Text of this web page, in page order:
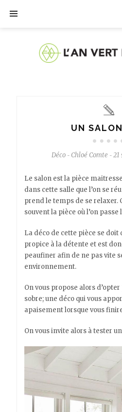
UN
Déco - Chloé Comte - 21
Le salon est la pièce
dans cette salle que l’on se
prend le temps de se relaxer.
souvent la pièce où l’on
La déco de cette pièce se doit
propice à la détente et est
peaufiner afin de ne pas vite
environnement.
On vous propose alors
sobre; une déco qui vous
apaisement lorsque vous
On vous invite alors à tester